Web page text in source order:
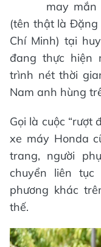
may
(tên thật là Đặng
Chí Minh) tại
đang thực hiện
trình nét thời
Nam anh hùng
Gọi là cuộc “rượt
xe máy Honda
trang, người
chuyển liên
phương khác
thế.